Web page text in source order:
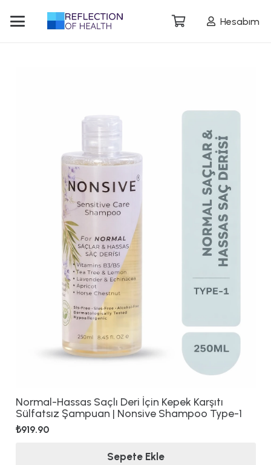
Hesabım
Normal-Hassas Saçlı Deri İçin Kepek Karşıtı
Sülfatsız Şampuan | Nonsive Shampoo Type-1
₺919.90
Sepete Ekle